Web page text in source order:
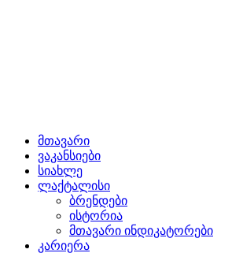
მთავარი
ვაკანსიები
სიახლე
ლაქტალისი
ბრენდები
ისტორია
მთავარი ინდიკატორები
კარიერა